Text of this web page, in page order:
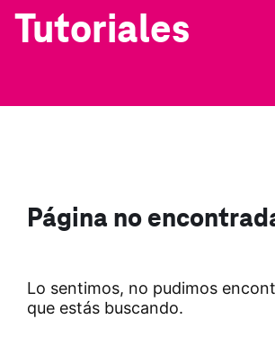
Tutoriales